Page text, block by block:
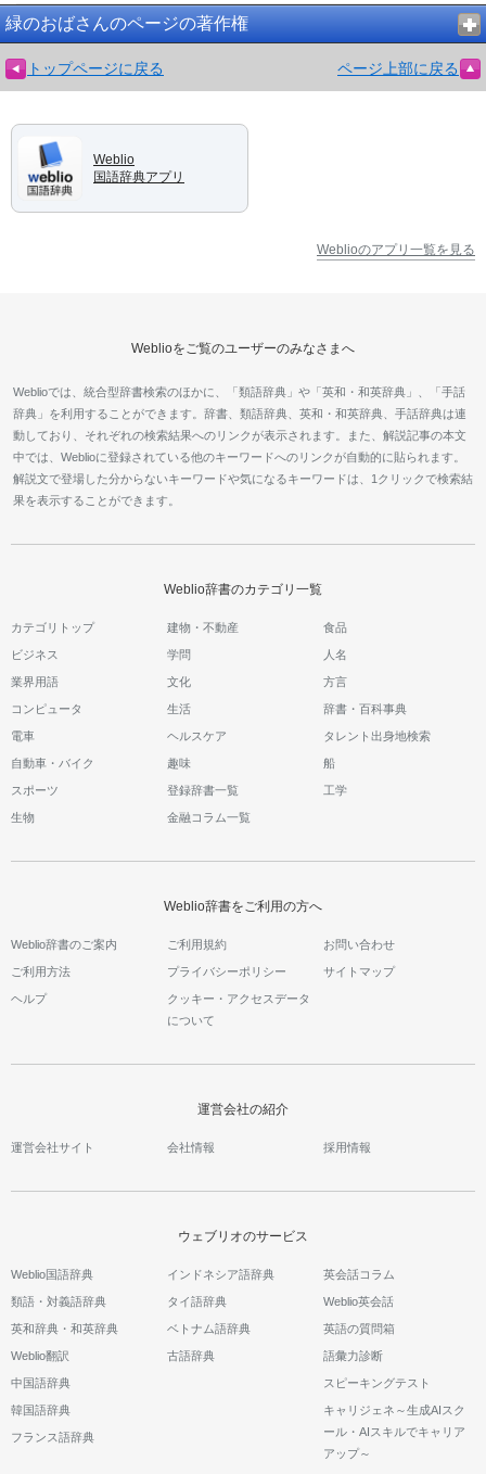
緑のおばさんのページの著作権
トップページに戻る ページ上部に戻る
Weblio
国語辞典アプリ
Weblioのアプリ一覧を見る
Weblioをご覧のユーザーのみなさまへ
Weblioでは、統合型辞書検索のほかに、「類語辞典」や「英和・和英辞典」、「手話
辞典」を利用することができます。辞書、類語辞典、英和・和英辞典、手話辞典は連
動しており、それぞれの検索結果へのリンクが表示されます。また、解説記事の本文
中では、Weblioに登録されている他のキーワードへのリンクが自動的に貼られます。
解説文で登場した分からないキーワードや気になるキーワードは、1クリックで検索結
果を表示することができます。
Weblio辞書のカテゴリ一覧
カテゴリトップ 建物・不動産 食品
ビジネス 学問 人名
業界用語 文化 方言
コンピュータ 生活 辞書・百科事典
電車 ヘルスケア タレント出身地検索
自動車・バイク 趣味 船
スポーツ 登録辞書一覧 工学
生物 金融コラム一覧
Weblio辞書をご利用の方へ
Weblio辞書のご案内 ご利用規約 お問い合わせ
ご利用方法 プライバシーポリシー サイトマップ
ヘルプ
クッキー・アクセスデータ
について
運営会社の紹介
運営会社サイト 会社情報 採用情報
ウェブリオのサービス
Weblio国語辞典
類語・対義語辞典
英和辞典・和英辞典
Weblio翻訳
中国語辞典
韓国語辞典
フランス語辞典
インドネシア語辞典
タイ語辞典
ベトナム語辞典
古語辞典
英会話コラム
Weblio英会話
英語の質問箱
語彙力診断
スピーキングテスト
キャリジェネ～生成AIスク
ール・AIスキルでキャリア
アップ～